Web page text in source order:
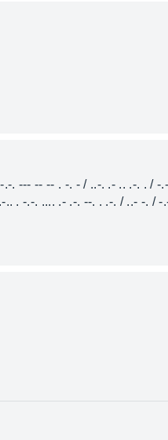
. --- -- -- . -. - / ..-. .- .. .-. . / -
. -.-. .... .- .-. --. . .-. / ..- -. /